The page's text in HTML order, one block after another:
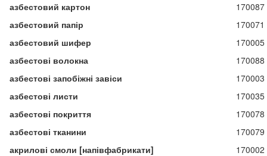
азбестовий картон
170087
азбестовий папір
170071
азбестовий шифер
170005
азбестові волокна
170088
азбестові запобіжні завіси
170003
азбестові листи
170035
азбестові покриття
170078
азбестові тканини
170079
акрилові смоли [напівфабрикати]
170002